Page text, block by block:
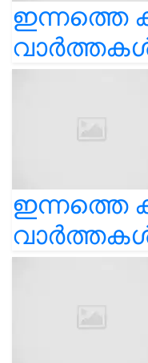
ഇന്നത്തെ
ഇന്നത്തെ
വാർത്തകൾ